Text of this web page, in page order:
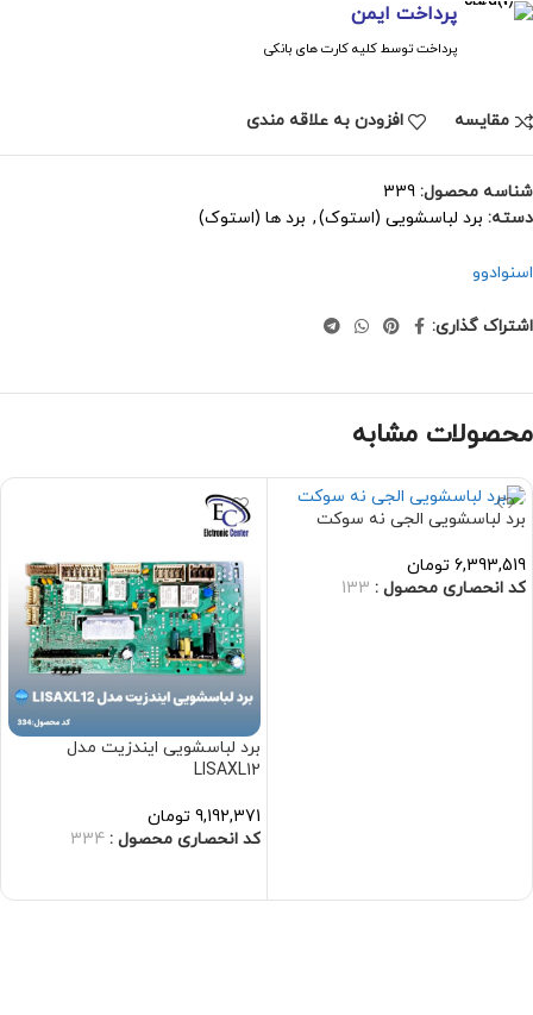
پرداخت ایمن
پرداخت توسط کلیه کارت های بانکی
مقايسه افزودن به علاقه مندی
شناسه محصول: 339
دسته: برد لباسشویی (استوک), برد ها (استوک)
اسنوادوو
اشتراک گذاری:
محصولات مشابه
برد لباسشویی الجی نه سوکت
6,393,519 تومان
کد انحصاری محصول : 133
برد لباسشویی ایندزیت مدل
LISAXL12
9,192,371 تومان
کد انحصاری محصول : 334